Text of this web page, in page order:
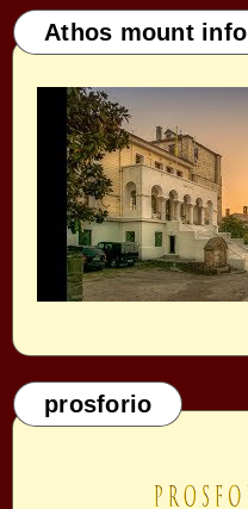
Athos mount info
prosforio